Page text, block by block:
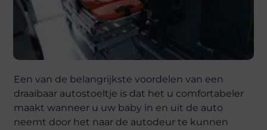
Een van de belangrijkste voordelen van een
draaibaar autostoeltje is dat het u comfortabeler
maakt wanneer u uw baby in en uit de auto
neemt door het naar de autodeur te kunnen